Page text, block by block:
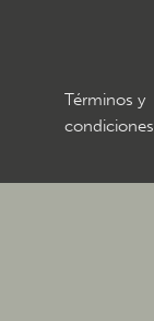
Términos y
condiciones